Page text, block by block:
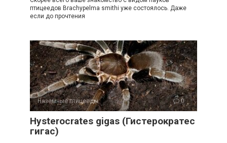
птицеедов Brachypelma smithi уже состоялось. Даже
если до прочтения
Наземные птицееды 0
Hysterocrates gigas (Гистерократес
гигас)